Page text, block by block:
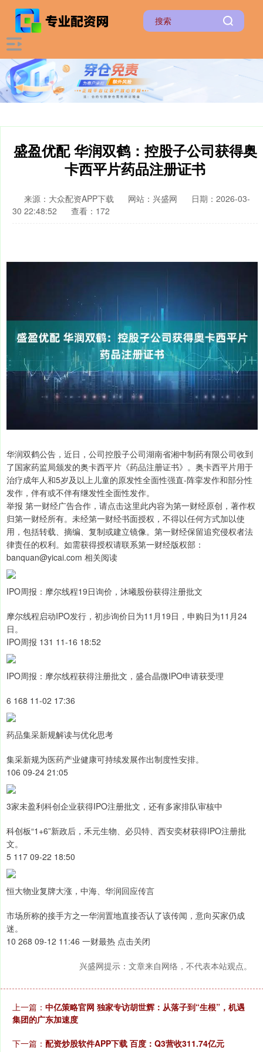
盛盈优配 华润双鹤：控股子公司获得奥
卡西平片药品注册证书
来源：大众配资APP下载 网站：兴盛网
日期：2026-03-
30 22:48:52
查看：172
华润双鹤公告，近日，公司控股子公司湖南省湘中制药有限公司收到
了国家药监局颁发的奥卡西平片《药品注册证书》。奥卡西平片用于
治疗成年人和5岁及以上儿童的原发性全面性强直-阵挛发作和部分性
发作，伴有或不伴有继发性全面性发作。
举报 第一财经广告合作，请点击这里此内容为第一财经原创，著作权
归第一财经所有。未经第一财经书面授权，不得以任何方式加以使
用，包括转载、摘编、复制或建立镜像。第一财经保留追究侵权者法
律责任的权利。如需获得授权请联系第一财经版权部：
banquan@yicai.com 相关阅读
IPO周报：摩尔线程19日询价，沐曦股份获得注册批文
摩尔线程启动IPO发行，初步询价日为11月19日，申购日为11月24
日。
IPO周报 131 11-16 18:52
IPO周报：摩尔线程获得注册批文，盛合晶微IPO申请获受理
6 168 11-02 17:36
药品集采新规解读与优化思考
集采新规为医药产业健康可持续发展作出制度性安排。
106 09-24 21:05
3家未盈利科创企业获得IPO注册批文，还有多家排队审核中
科创板“1+6”新政后，禾元生物、必贝特、西安奕材获得IPO注册批
文。
5 117 09-22 18:50
恒大物业复牌大涨，中海、华润回应传言
市场所称的接手方之一华润置地直接否认了该传闻，意向买家仍成
迷。
10 268 09-12 11:46 一财最热 点击关闭
兴盛网提示：文章来自网络，不代表本站观点。
上一篇： 中亿策略官网 独家专访胡世辉：从落子到“生根”，机遇
集团的广东加速度
下一篇： 配资炒股软件APP下载 百度：Q3营收311.74亿元